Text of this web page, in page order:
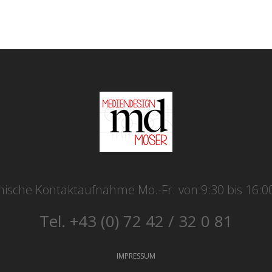
Kontaktaufnahme Mo.-Fr. von 9:30 bis
Tel. +43 (0) 72 42 / 32 0 81
IMPRESSUM